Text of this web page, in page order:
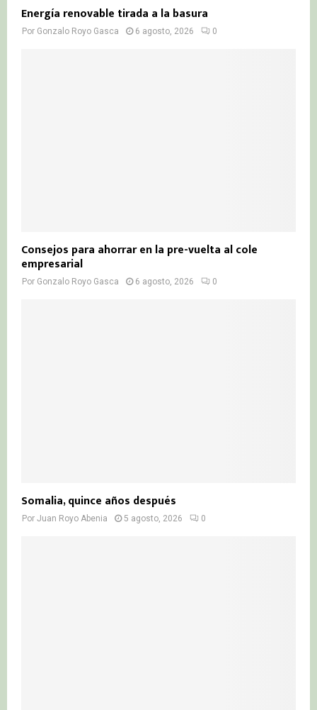
Energía renovable tirada a la basura
Por Gonzalo Royo Gasca 6 agosto, 2026 0
Consejos para ahorrar en la pre-vuelta al cole
empresarial
Por Gonzalo Royo Gasca 6 agosto, 2026 0
Somalia, quince años después
Por Juan Royo Abenia 5 agosto, 2026 0